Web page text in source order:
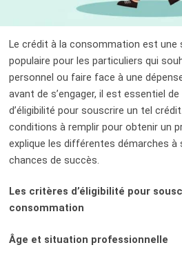
Le crédit à la consommation est
populaire pour les particuliers qui
personnel ou faire face à une
avant de s’engager, il est essentiel
d’éligibilité pour souscrire un tel
conditions à remplir pour obtenir un
explique les différentes démarches à
chances de succès.
Les critères d’éligibilité pour
consommation
Âge et situation professionnelle